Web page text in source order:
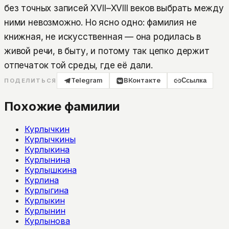
без точных записей XVII–XVIII веков выбрать между
ними невозможно. Но ясно одно: фамилия не
книжная, не искусственная — она родилась в
живой речи, в быту, и потому так цепко держит
отпечаток той среды, где её дали.
ПОДЕЛИТЬСЯ Telegram ВКонтакте Ссылка
Похожие фамилии
Курлычкин
Курлычкины
Курлыкина
Курлынина
Курлышкина
Курлина
Курлыгина
Курлыкин
Курлынин
Курлынова